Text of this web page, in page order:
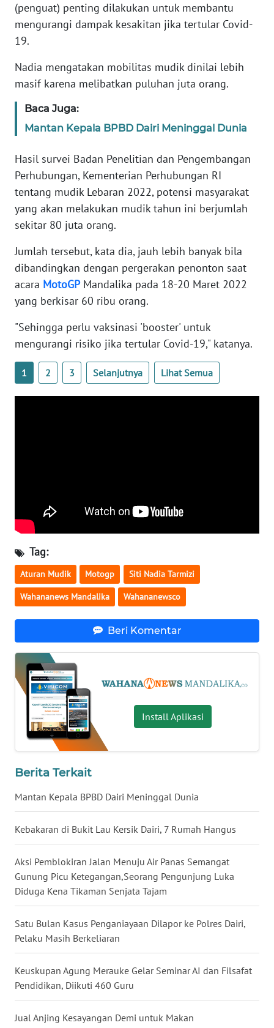
(penguat) penting dilakukan untuk membantu
mengurangi dampak kesakitan jika tertular Covid-
19.
Nadia mengatakan mobilitas mudik dinilai lebih
masif karena melibatkan puluhan juta orang.
Baca Juga:
Mantan Kepala BPBD Dairi Meninggal Dunia
Hasil survei Badan Penelitian dan Pengembangan
Perhubungan, Kementerian Perhubungan RI
tentang mudik Lebaran 2022, potensi masyarakat
yang akan melakukan mudik tahun ini berjumlah
sekitar 80 juta orang.
Jumlah tersebut, kata dia, jauh lebih banyak bila
dibandingkan dengan pergerakan penonton saat
acara MotoGPMandalika pada 18-20 Maret 2022
yang berkisar 60 ribu orang.
"Sehingga perlu vaksinasi 'booster' untuk
mengurangi risiko jika tertular Covid-19," katanya.
1 2 3 Selanjutnya Lihat Semua
Tag:
Aturan Mudik Motogp Siti Nadia Tarmizi
Wahananews Mandalika Wahananewsco
Beri Komentar
Install Aplikasi
Berita Terkait
Mantan Kepala BPBD Dairi Meninggal Dunia
Kebakaran di Bukit Lau Kersik Dairi, 7 Rumah Hangus
Aksi Pemblokiran Jalan Menuju Air Panas Semangat
Gunung Picu Ketegangan,Seorang Pengunjung Luka
Diduga Kena Tikaman Senjata Tajam
Satu Bulan Kasus Penganiayaan Dilapor ke Polres Dairi,
Pelaku Masih Berkeliaran
Keuskupan Agung Merauke Gelar Seminar AI dan Filsafat
Pendidikan, Diikuti 460 Guru
Jual Anjing Kesayangan Demi untuk Makan
WN
NTT
WN
WN
WN
PAPUA
BARAT
WN
WN
SERAMBI
JAMBI
WN
SULTRA
SULBAR
WN
BABEL
WN
SUMBAR
WN
BENGKULU
WN
LAMPUNG
WN
NUSANTARA
WN
JOGJA
WN
JATIM
WN
BALI
WN